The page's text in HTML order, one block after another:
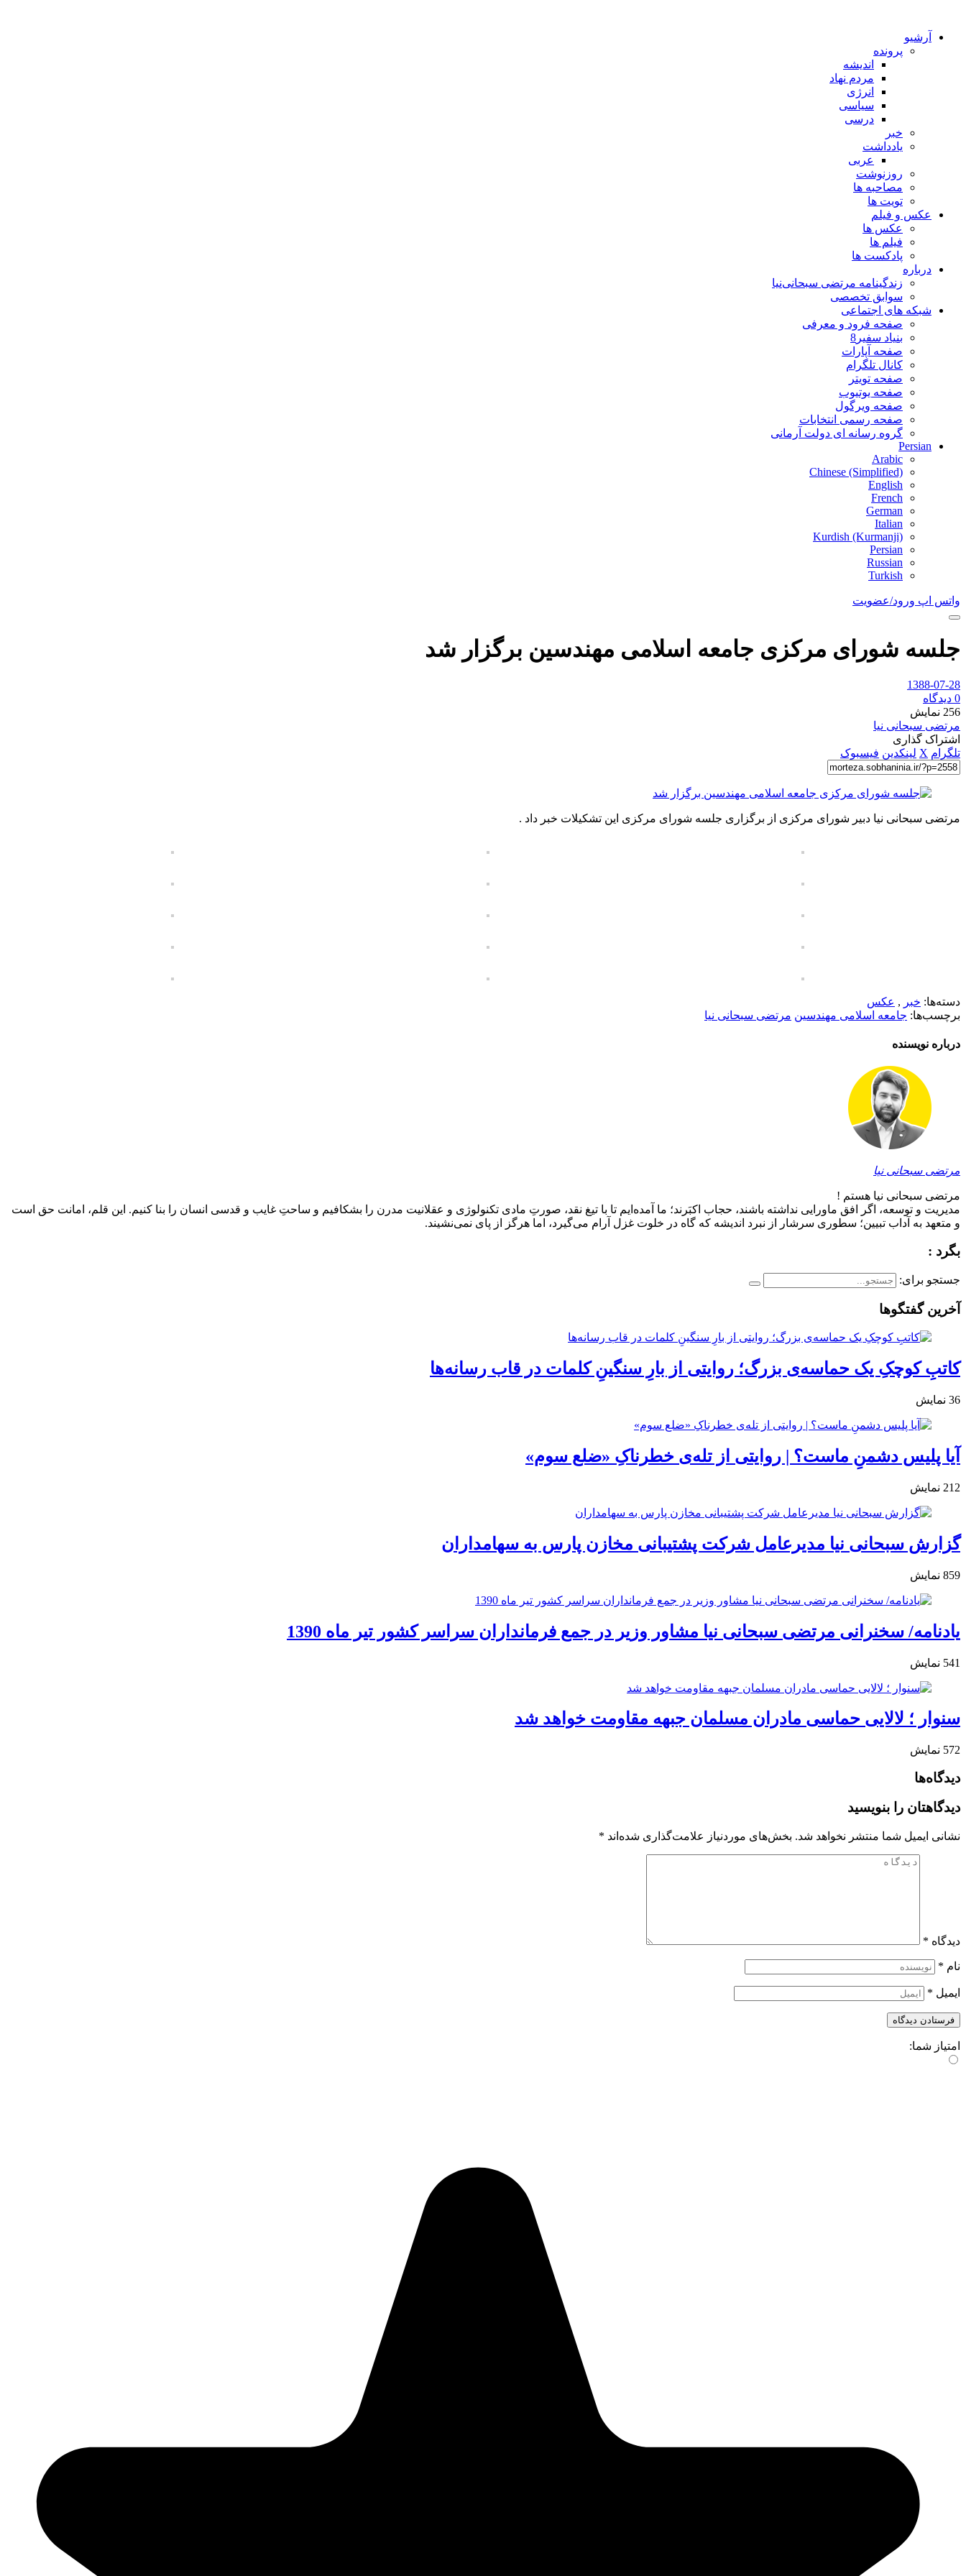
آرشیو
پرونده
اندیشه
مردم نهاد
انرژی
سیاسی
درسی
خبر
یادداشت
عربی
روزنوشت
مصاحبه ها
تویت ها
عکس و فیلم
عکس ها
فیلم ها
پادکست ها
درباره
زندگینامه مرتضی سبحانی‌نیا
سوابق تخصصی
شبکه های اجتماعی
صفحه فرود و معرفی
بنیاد سفیر8
صفحه آپارات
کانال تلگرام
صفحه تویتر
صفحه یوتیوب
صفحه ویرگول
صفحه رسمی انتخابات
گروه رسانه ای دولت آرمانی
Persian
Arabic
Chinese (Simplified)
English
French
German
Italian
Kurdish (Kurmanji)
Persian
Russian
Turkish
واتس اپ ورود/عضویت
جلسه شورای مرکزی جامعه اسلامی مهندسین برگزار شد
1388-07-28
0 دیدگاه
256 نمایش
مرتضی سبحانی نیا
اشتراک گذاری
تلگرام X لینکدین فیسبوک
مرتضی سبحانی نیا دبیر شورای مرکزی از برگزاری جلسه شورای مرکزی این تشکیلات خبر داد .
دسته‌ها: خبر , عکس
برچسب‌ها: جامعه اسلامی مهندسین مرتضی سبحانی نیا
درباره نویسنده
مرتضی سبحانی نیا
مرتضی سبحانی نیا هستم !
مدیریت و توسعه، اگر افق ماورایی نداشته باشند، حجاب اکبَرند؛ ما آمده‌ایم تا با تیغ نقد، صورتِ مادی تکنولوژی و عقلانیت مدرن را بشکافیم و ساحتِ غایب و قدسی انسان را بنا کنیم. این قلم، امانت حق است
و متعهد به آداب تبیین؛ سطوری سرشار از نبرد اندیشه که گاه در خلوت غزل آرام می‌گیرد، اما هرگز از پای نمی‌نشیند.
بگرد :
جستجو برای:
آخرین گفتگوها
کاتبِ کوچکِ یک حماسه‌ی بزرگ؛ روایتی از بارِ سنگینِ کلمات در قاب رسانه‌ها
36 نمایش
آیا پلیس دشمنِ ماست؟ | روایتی از تله‌ی خطرناکِ «ضلع سوم»
212 نمایش
گزارش سبحانی نیا مدیرعامل شرکت پشتیبانی مخازن پارس به سهامداران
859 نمایش
یادنامه/ سخنرانی مرتضی سبحانی نیا مشاور وزیر در جمع فرمانداران سراسر کشور تیر ماه 1390
541 نمایش
سنوار ؛ لالایی حماسی مادران مسلمان جبهه مقاومت خواهد شد
572 نمایش
دیدگاه‌ها
دیدگاهتان را بنویسید
نشانی ایمیل شما منتشر نخواهد شد. بخش‌های موردنیاز علامت‌گذاری شده‌اند *
دیدگاه *
نام *
ایمیل *
امتیاز شما: